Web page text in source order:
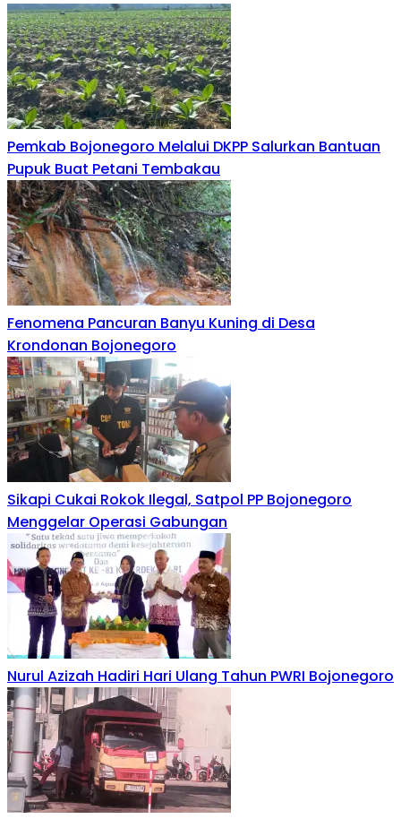
Pemkab Bojonegoro Melalui DKPP Salurkan Bantuan
Pupuk Buat Petani Tembakau
Fenomena Pancuran Banyu Kuning di Desa
Krondonan Bojonegoro
Sikapi Cukai Rokok Ilegal, Satpol PP Bojonegoro
Menggelar Operasi Gabungan
Nurul Azizah Hadiri Hari Ulang Tahun PWRI Bojonegoro